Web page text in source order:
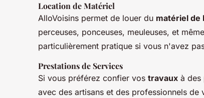
Location de Matériel
AlloVoisins permet de louer du matériel de
perceuses, ponceuses, meuleuses, et
particulièrement pratique si vous n'avez
Prestations de Services
Si vous préférez confier vos travaux à des
avec des artisans et des professionnels